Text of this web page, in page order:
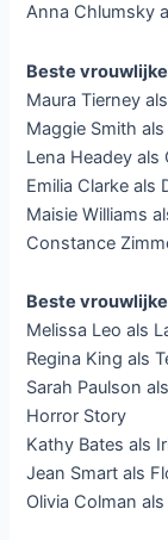
Anna Chlumsky
Beste
Maura Tierney
Maggie Smith
Lena Headey als
Emilia Clarke als
Maisie Williams
Constance
Beste
Melissa Leo als
Regina King als
Sarah Paulson
Horror Story
Kathy Bates als
Jean Smart als
Olivia Colman